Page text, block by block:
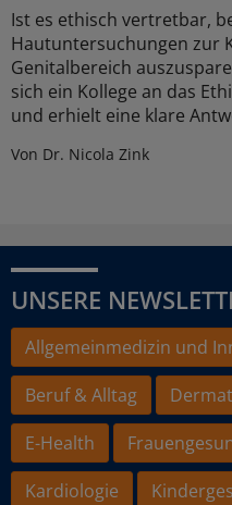
Ist es ethisch vertretbar,
Hautuntersuchungen zur
Genitalbereich
sich ein Kollege an das
und erhielt eine klare
Von Dr. Nicola Zink
UNSERE
Allgemeinmedizin und
Beruf & Alltag
E-Health
Kardiologie